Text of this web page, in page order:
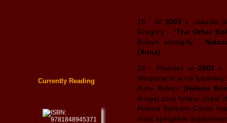
15. W2003 r. ukazała
Gregory – ‘The Other
Boleyn wystąpiły :
(Anna).
16. Również w 2003 r.
Winstone’m w roli
Anny Boleyn (Helena
drugiej żony tyrana, część
Helena Bonham Carter
nosić specjalnie
Currently Reading